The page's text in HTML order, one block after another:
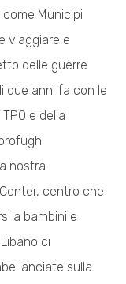
Municipi
viaggiare e
delle guerre
due anni fa con le
e della
nostra
centro che
a bambini e
ci
lanciate sulla